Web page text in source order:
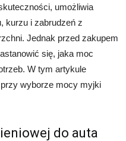
umożliwia
kurzu i zabrudzeń z
Jednak przed zakupem
się, jaka moc
W tym artykule
wyborze mocy myjki
do auta